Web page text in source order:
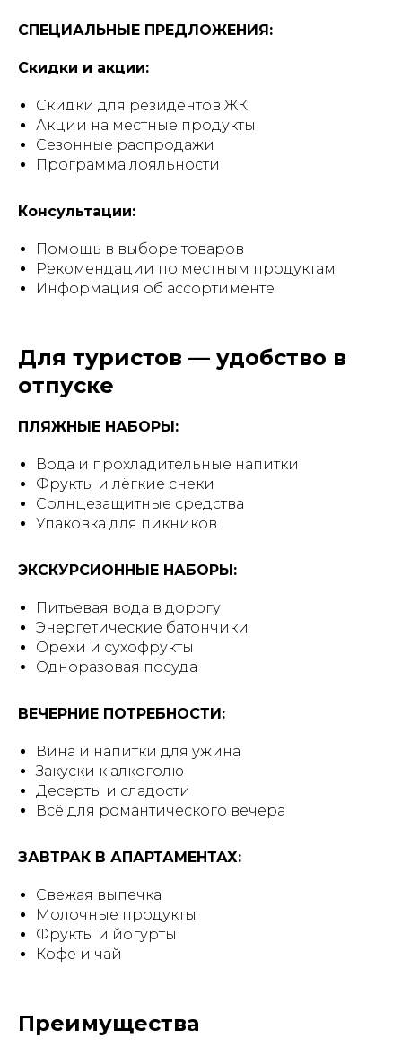
СПЕЦИАЛЬНЫЕ ПРЕДЛОЖЕНИЯ:
Скидки и акции:
Скидки для резидентов ЖК
Акции на местные продукты
Сезонные распродажи
Программа лояльности
Консультации:
Помощь в выборе товаров
Рекомендации по местным продуктам
Информация об ассортименте
Для туристов — удобство в
отпуске
ПЛЯЖНЫЕ НАБОРЫ:
Вода и прохладительные напитки
Фрукты и лёгкие снеки
Солнцезащитные средства
Упаковка для пикников
ЭКСКУРСИОННЫЕ НАБОРЫ:
Питьевая вода в дорогу
Энергетические батончики
Орехи и сухофрукты
Одноразовая посуда
ВЕЧЕРНИЕ ПОТРЕБНОСТИ:
Вина и напитки для ужина
Закуски к алкоголю
Десерты и сладости
Всё для романтического вечера
ЗАВТРАК В АПАРТАМЕНТАХ:
Свежая выпечка
Молочные продукты
Фрукты и йогурты
Кофе и чай
Преимущества